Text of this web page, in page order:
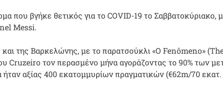
που βγήκε θετικός για το COVID-19 το Σαββατοκύριακο,
Messi.
της Βαρκελώνης, με το παρατσούκλι «O Fenômeno»
Cruzeiro τον περασμένο μήνα αγοράζοντας το 90% των
αξίας 400 εκατομμυρίων πραγματικών (€62m/70 εκατ.